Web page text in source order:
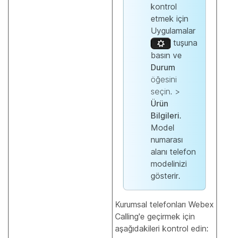
kontrol
etmek için
Uygulamalar
tuşuna
basın ve
Durum
öğesini
seçin. >
Ürün
Bilgileri.
Model
numarası
alanı telefon
modelinizi
gösterir.
Kurumsal telefonları Webex
Calling'e geçirmek için
aşağıdakileri kontrol edin: